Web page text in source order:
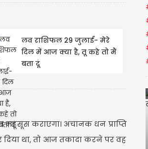
लव राशिफल 29 जुलाई- मेरे
दिल में आज क्या है, तू कहे तो मैं
बता दूं
कराएगा। अचानक धन प्राप्ति
था, तो आज तकादा करने पर वह